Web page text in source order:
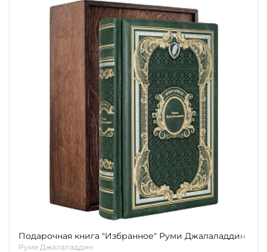
Подарочная книга "Избранное" Руми Джалаладдин
Руми Джалаладдин